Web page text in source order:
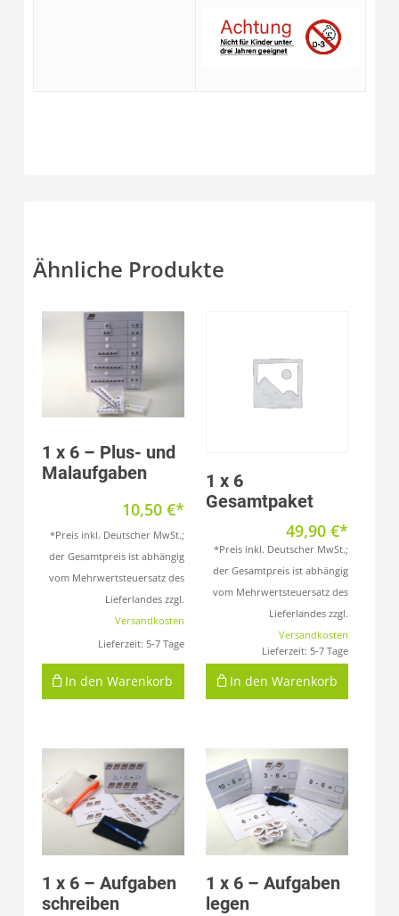
Ähnliche Produkte
1 x 6 – Plus- und
Malaufgaben
In den Warenkorb
10,50 €
*Preis inkl. Deutscher MwSt.;
der Gesamtpreis ist abhängig
vom Mehrwertsteuersatz des
Lieferlandes zzgl.
Versandkosten
Lieferzeit: 5-7 Tage
Produkt anzeigen
1 x 6
Gesamtpaket
In den Warenkorb
49,90 €
*Preis inkl. Deutscher MwSt.;
der Gesamtpreis ist abhängig
vom Mehrwertsteuersatz des
Lieferlandes zzgl.
Versandkosten
Lieferzeit: 5-7 Tage
Produkt anzeigen
1 x 6 – Aufgaben
schreiben
Produkt anzeigen
1 x 6 – Aufgaben
legen